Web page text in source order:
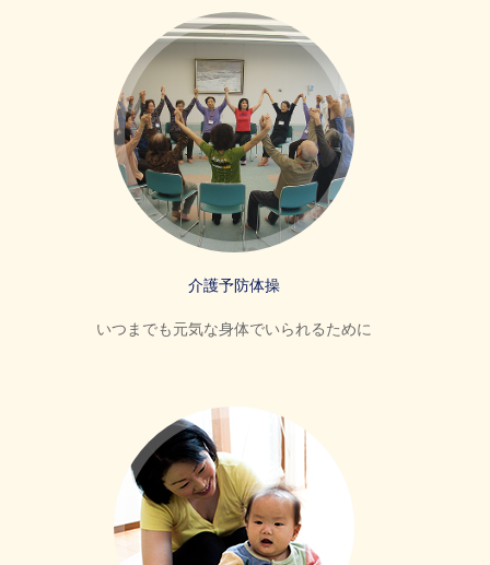
介護予防体操
いつまでも元気な身体でいられるために